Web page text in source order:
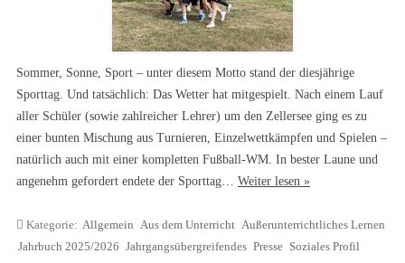
Sommer, Sonne, Sport – unter diesem Motto stand der diesjährige
Sporttag. Und tatsächlich: Das Wetter hat mitgespielt. Nach einem Lauf
aller Schüler (sowie zahlreicher Lehrer) um den Zellersee ging es zu
einer bunten Mischung aus Turnieren, Einzelwettkämpfen und Spielen –
natürlich auch mit einer kompletten Fußball-WM. In bester Laune und
angenehm gefordert endete der Sporttag… Weiter lesen »
Kategorie: Allgemein Aus dem Unterricht Außerunterrichtliches Lernen
Jahrbuch 2025/2026 Jahrgangsübergreifendes Presse Soziales Profil